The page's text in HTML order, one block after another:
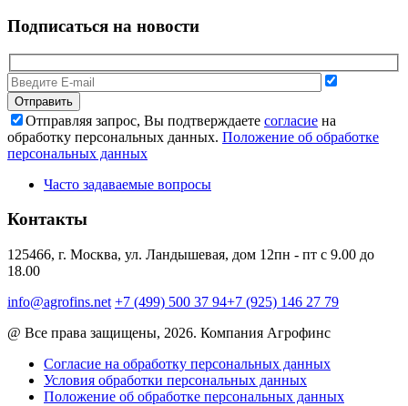
Подписаться на новости
Отправляя запрос, Вы подтверждаете согласие на
обработку персональных данных. Положение об обработке
персональных данных
Часто задаваемые вопросы
Контакты
125466, г. Москва, ул. Ландышевая, дом 12пн - пт с 9.00 до
18.00
info@agrofins.net +7 (499) 500 37 94+7 (925) 146 27 79
@ Все права защищены, 2026. Компания Агрофинс
Согласие на обработку персональных данных
Условия обработки персональных данных
Положение об обработке персональных данных